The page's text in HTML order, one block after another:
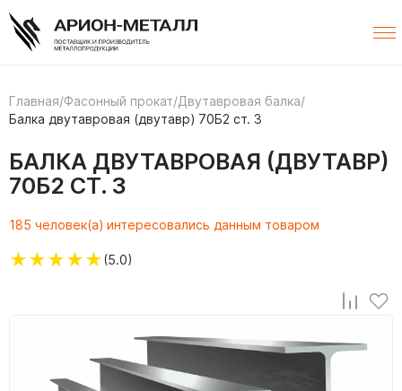
Главная/Фасонный прокат/Двутавровая балка/
Балка двутавровая (двутавр) 70Б2 ст. 3
БАЛКА ДВУТАВРОВАЯ (ДВУТАВР)
70Б2 СТ. 3
185 человек(а) интересовались данным товаром
★★★★★(5.0)